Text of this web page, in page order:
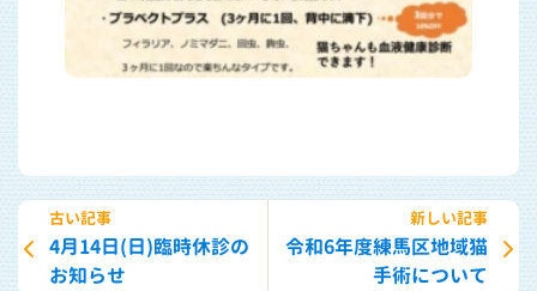
古い記事
4月14日(日)臨時休診の
お知らせ
新しい記事
令和6年度練馬区地域猫
手術について